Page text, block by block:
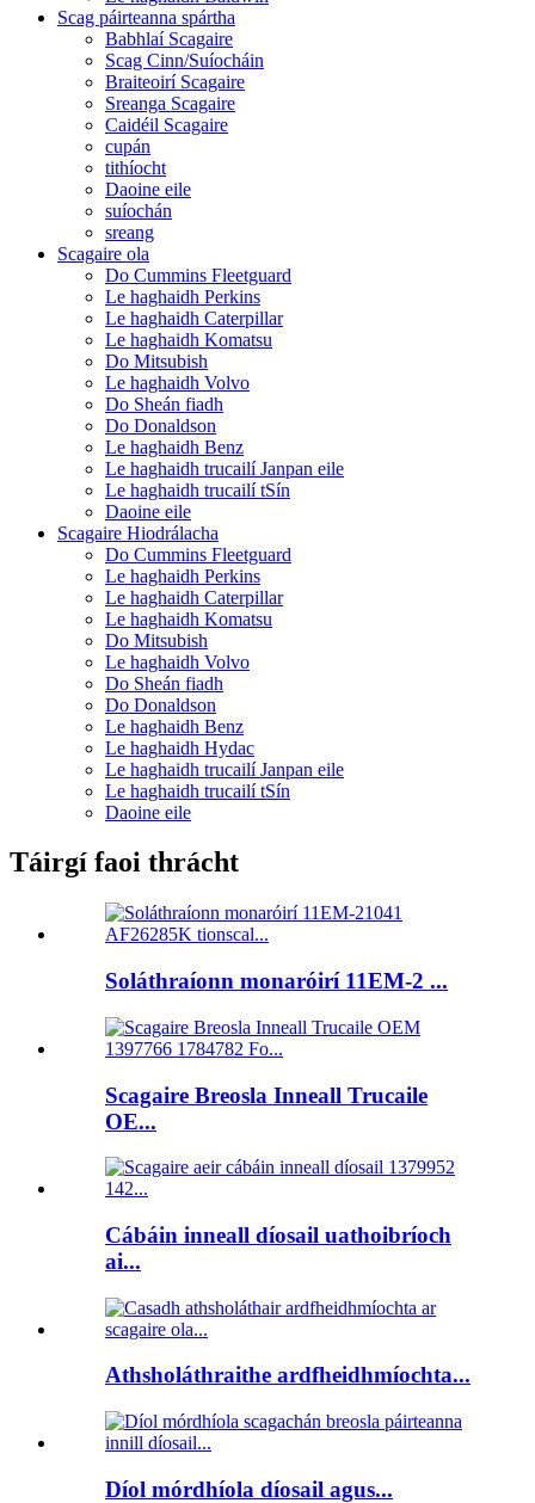
Scag páirteanna spártha
Babhlaí Scagaire
Scag Cinn/Suíocháin
Braiteoirí Scagaire
Sreanga Scagaire
Caidéil Scagaire
cupán
tithíocht
Daoine eile
suíochán
sreang
Scagaire ola
Do Cummins Fleetguard
Le haghaidh Perkins
Le haghaidh Caterpillar
Le haghaidh Komatsu
Do Mitsubish
Le haghaidh Volvo
Do Sheán fiadh
Do Donaldson
Le haghaidh Benz
Le haghaidh trucailí Janpan eile
Le haghaidh trucailí tSín
Daoine eile
Scagaire Hiodrálacha
Do Cummins Fleetguard
Le haghaidh Perkins
Le haghaidh Caterpillar
Le haghaidh Komatsu
Do Mitsubish
Le haghaidh Volvo
Do Sheán fiadh
Do Donaldson
Le haghaidh Benz
Le haghaidh Hydac
Le haghaidh trucailí Janpan eile
Le haghaidh trucailí tSín
Daoine eile
Táirgí faoi thrácht
Soláthraíonn monaróirí 11EM-2 ...
Scagaire Breosla Inneall Trucaile
OE...
Cábáin inneall díosail uathoibríoch
ai...
Athsholáthraithe ardfheidhmíochta...
Díol mórdhíola díosail agus...